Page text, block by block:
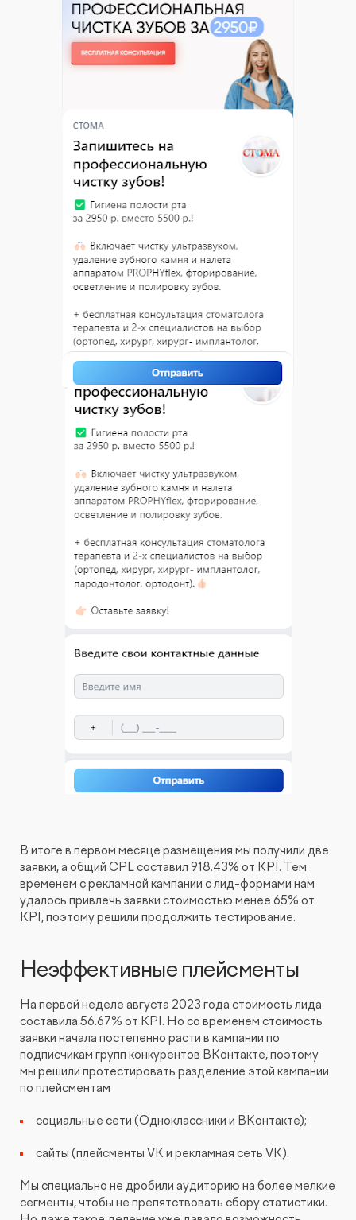
В итоге в первом месяце размещения мы получили две
заявки, а общий CPL составил 918.43% от KPI. Тем
временем с рекламной кампании с лид-формами нам
удалось привлечь заявки стоимостью менее 65% от
KPI, поэтому решили продолжить тестирование.
Неэффективные плейсменты
На первой неделе августа 2023 года стоимость лида
составила 56.67% от KPI. Но со временем стоимость
заявки начала постепенно расти в кампании по
подписчикам групп конкурентов ВКонтакте, поэтому
мы решили протестировать разделение этой кампании
по плейсментам
социальные сети (Одноклассники и ВКонтакте);
сайты (плейсменты VK и рекламная сеть VK).
Мы специально не дробили аудиторию на более мелкие
сегменты, чтобы не препятствовать сбору статистики.